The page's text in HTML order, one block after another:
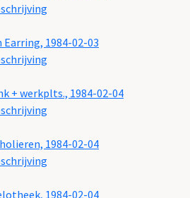
1984-02-03
+ werkplts., 1984-02-04
1984-02-04
1984-02-04